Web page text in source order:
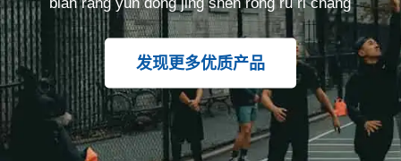
我们的愿景与使命